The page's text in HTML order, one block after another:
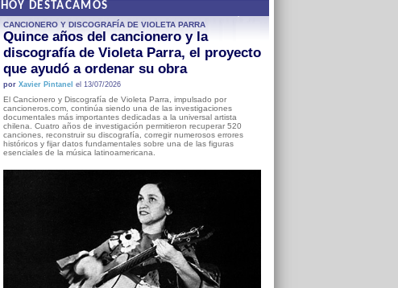
HOY DESTACAMOS
CANCIONERO Y DISCOGRAFÍA DE VIOLETA PARRA
Quince años del cancionero y la
discografía de Violeta Parra, el proyecto
que ayudó a ordenar su obra
por Xavier Pintanel el 13/07/2026
El Cancionero y Discografía de Violeta Parra, impulsado por
cancioneros.com, continúa siendo una de las investigaciones
documentales más importantes dedicadas a la universal artista
chilena. Cuatro años de investigación permitieron recuperar 520
canciones, reconstruir su discografía, corregir numerosos errores
históricos y fijar datos fundamentales sobre una de las figuras
esenciales de la música latinoamericana.